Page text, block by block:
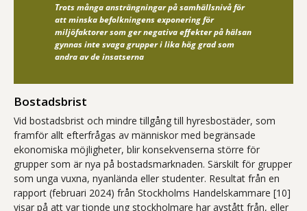
Trots många ansträngningar på samhällsnivå för
att minska befolkningens exponering för
miljöfaktorer som ger negativa effekter på hälsan
gynnas inte svaga grupper i lika hög grad som
andra av de insatserna
Bostadsbrist
Vid bostadsbrist och mindre tillgång till hyresbostäder, som
framför allt efterfrågas av människor med begränsade
ekonomiska möjligheter, blir konsekvenserna större för
grupper som är nya på bostadsmarknaden. Särskilt för grupper
som unga vuxna, nyanlända eller studenter. Resultat från en
rapport (februari 2024) från Stockholms Handelskammare [10]
visar på att var tionde ung stockholmare har avstått från, eller